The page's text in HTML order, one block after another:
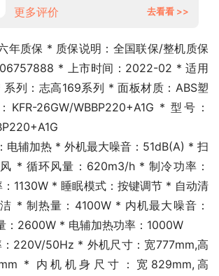
更多评价
去看看 >>
年质保 * 质保说明：全国联保/整机质保
* 上市时间：2022-02 * 适用
列：志高169系列 * 面板材质：ABS塑
26GW/WBBP220+A1G * 型号：
电辅加热 * 外机最大噪音：51dB(A) * 扫
* 循环风量：620m3/h * 制冷功率：
1130W * 睡眠模式：按键调节 * 自动清
* 制热量：4100W * 内机最大噪音：
：2600W * 电辅加热功率：1000W
220V/50Hz * 外机尺寸：宽777mm,高
* 内机机身尺寸：宽829mm,高